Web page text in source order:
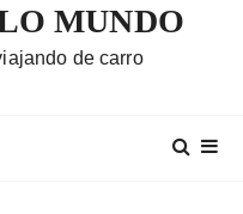
MUNDO
de carro